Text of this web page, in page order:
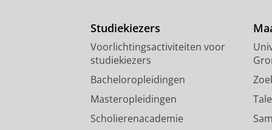
Studiekiezers
Voorlichtingsactiviteiten voor
studiekiezers
Bacheloropleidingen
Masteropleidingen
Scholierenacademie